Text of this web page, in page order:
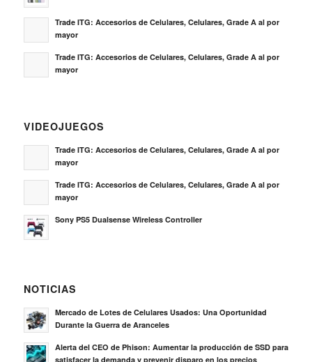
Trade ITG: Accesorios de Celulares, Celulares, Grade A al por
mayor
Trade ITG: Accesorios de Celulares, Celulares, Grade A al por
mayor
VIDEOJUEGOS
Trade ITG: Accesorios de Celulares, Celulares, Grade A al por
mayor
Trade ITG: Accesorios de Celulares, Celulares, Grade A al por
mayor
Sony PS5 Dualsense Wireless Controller
NOTICIAS
Mercado de Lotes de Celulares Usados: Una Oportunidad
Durante la Guerra de Aranceles
Alerta del CEO de Phison: Aumentar la producción de SSD para
satisfacer la demanda y prevenir disparo en los precios